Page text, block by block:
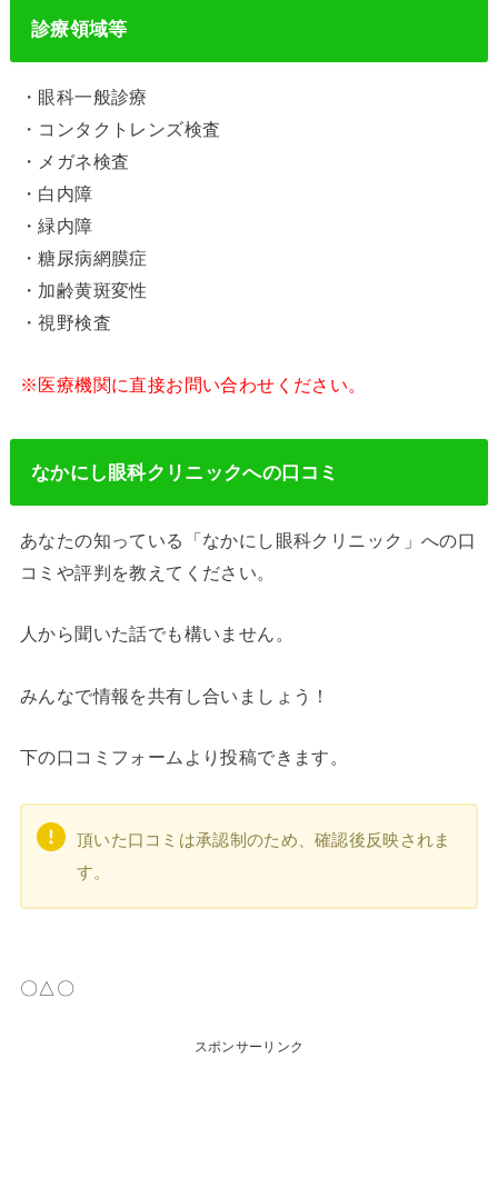
診療領域等
・眼科一般診療
・コンタクトレンズ検査
・メガネ検査
・白内障
・緑内障
・糖尿病網膜症
・加齢黄斑変性
・視野検査
※医療機関に直接お問い合わせください。
なかにし眼科クリニックへの口コミ
あなたの知っている「なかにし眼科クリニック」への口
コミや評判を教えてください。
人から聞いた話でも構いません。
みんなで情報を共有し合いましょう！
下の口コミフォームより投稿できます。
頂いた口コミは承認制のため、確認後反映されま
す。
〇△〇
スポンサーリンク